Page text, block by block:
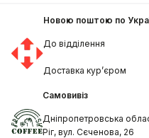
Новою поштою по
До відділення
Доставка курʼєром
Самовивіз
Дніпропетровська
Ріг, вул. Сєченова, 26